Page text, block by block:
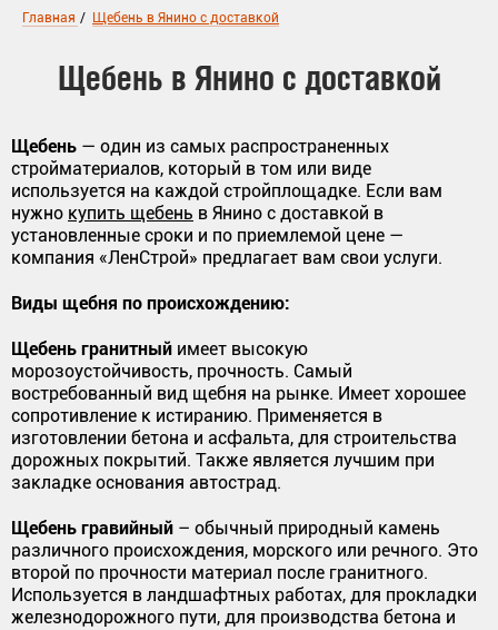
Главная / Щебень в Янино с доставкой
Щебень в Янино с доставкой
Щебень — один из самых распространенных
стройматериалов, который в том или виде
используется на каждой стройплощадке. Если вам
нужно купить щебень в Янино с доставкой в
установленные сроки и по приемлемой цене —
компания «ЛенСтрой» предлагает вам свои услуги.
Виды щебня по происхождению:
Щебень гранитный имеет высокую
морозоустойчивость, прочность. Самый
востребованный вид щебня на рынке. Имеет хорошее
сопротивление к истиранию. Применяется в
изготовлении бетона и асфальта, для строительства
дорожных покрытий. Также является лучшим при
закладке основания автострад.
Щебень гравийный – обычный природный камень
различного происхождения, морского или речного. Это
второй по прочности материал после гранитного.
Используется в ландшафтных работах, для прокладки
железнодорожного пути, для производства бетона и